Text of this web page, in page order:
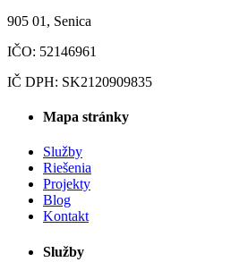
905 01, Senica
IČO: 52146961
IČ DPH: SK2120909835
Mapa stránky
Služby
Riešenia
Projekty
Blog
Kontakt
Služby